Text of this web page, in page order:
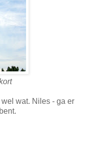
wat. Niles - ga er